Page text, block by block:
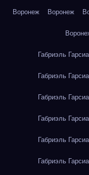
Воронеж Воронеж
Габриэль
Габриэль
Габриэль
Габриэль
Габриэль
Габриэль